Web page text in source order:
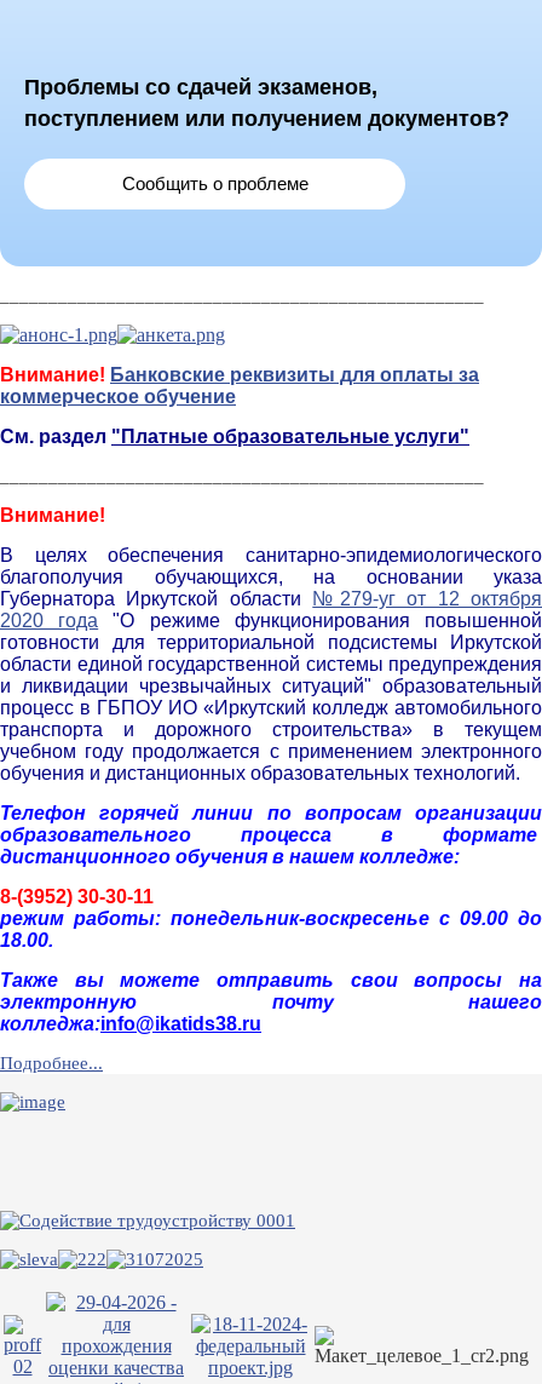
Проблемы со сдачей экзаменов,
поступлением или получением документов?
Сообщить о проблеме
Внимание! Банковские реквизиты для оплаты за
коммерческое обучение
См. раздел "Платные образовательные услуги"
Внимание!
В целях обеспечения санитарно-эпидемиологического
благополучия обучающихся, на основании указа
Губернатора Иркутской области
№279-уг от 12 октября
2020 года "О режиме функционирования повышенной
готовности для территориальной подсистемы Иркутской
области единой государственной системы предупреждения
и ликвидации чрезвычайных ситуаций" образовательный
процесс в ГБПОУ ИО «Иркутский колледж автомобильного
транспорта и дорожного строительства» в текущем
учебном году продолжается с применением электронного
обучения и дистанционных образовательных технологий.
Телефон горячей линии по вопросам организации
образовательного процесса в формате
дистанционного обучения в нашем колледже:
8-(3952) 30-30-11
режим работы: понедельник-воскресенье с 09.00 до
18.00.
Также вы можете отправить свои вопросы на
электронную почту нашего
колледжа:info@ikatids38.ru
Подробнее...